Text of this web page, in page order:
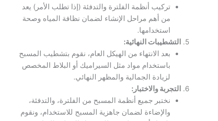
تركيب أنظمة الفلترة والتدفئة (إذا تطلب الأمر) يعد
من أهم مراحل الإنشاء لضمان نظافة المياه وصحة
استخدامها.
التشطيبات النهائية:
بعد الانتهاء من الهيكل العام، نقوم بتشطيب المسبح
باستخدام مواد مثل السيراميك أو البلاط المخصص
لزيادة الجمالية والمظهر النهائي.
التجربة والاختبار:
نختبر جميع أنظمة المسبح من الفلترة، والتدفئة،
والإضاءة لضمان جاهزية المسبح للاستخدام، ونقوم